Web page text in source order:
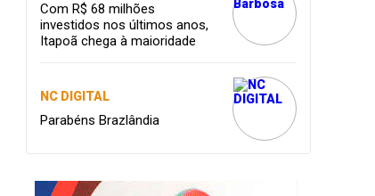
Com R$ 68 milhões
investidos nos últimos anos,
Itapoã chega à maioridade
NC DIGITAL
Parabéns Brazlândia